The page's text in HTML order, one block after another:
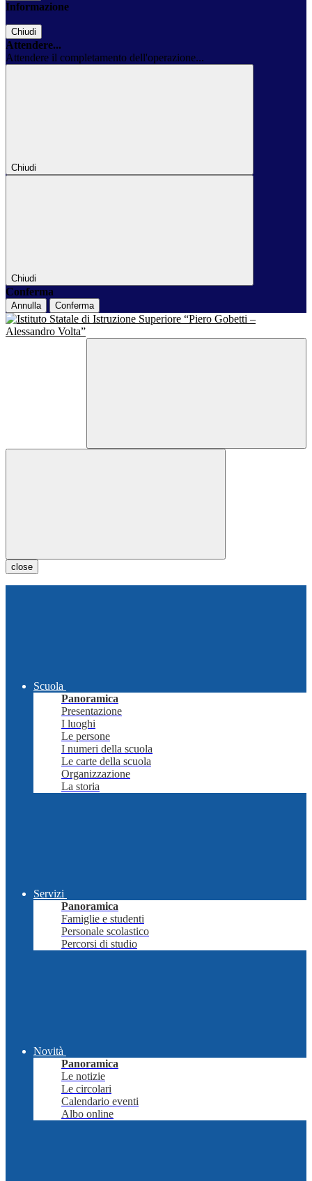
Informazione
Chiudi
Attendere...
Attendere il completamento dell'operazione...
Chiudi
Chiudi
Conferma
Annulla Conferma
close
Scuola
Panoramica
Presentazione
I luoghi
Le persone
I numeri della scuola
Le carte della scuola
Organizzazione
La storia
Servizi
Panoramica
Famiglie e studenti
Personale scolastico
Percorsi di studio
Novità
Panoramica
Le notizie
Le circolari
Calendario eventi
Albo online